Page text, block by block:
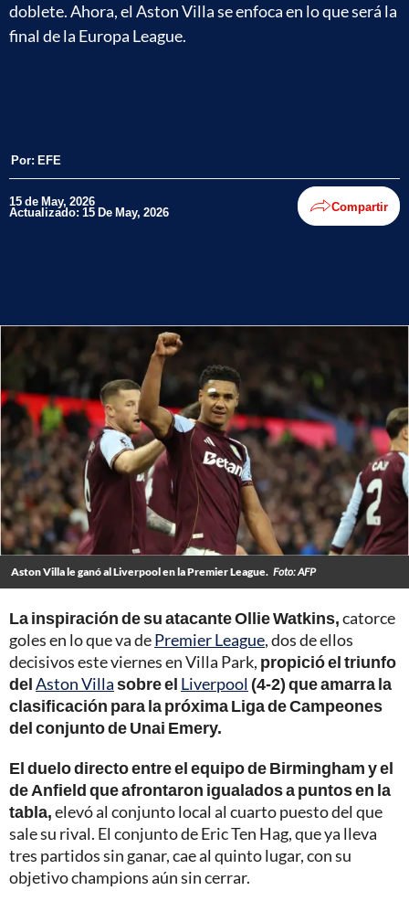
doblete. Ahora, el Aston Villa se enfoca en lo que será la
final de la Europa League.
Por: EFE
15 de May, 2026
Actualizado: 15 De May, 2026 Compartir
Aston Villa le ganó al Liverpool en la Premier League. Foto: AFP
La inspiración de su atacante Ollie Watkins,catorce
goles en lo que va dePremier League, dos de ellos
decisivos este viernes en Villa Park, propició el triunfo
delAston Villasobre el Liverpool (4-2)que amarra la
clasificación para la próxima Liga de Campeones
del conjunto de Unai Emery.
El duelo directo entre el equipo de Birmingham y el
de Anfield que afrontaron igualados a puntos en la
tabla,elevó al conjunto local al cuarto puesto del que
sale su rival. El conjunto de Eric Ten Hag, que ya lleva
tres partidos sin ganar, cae al quinto lugar, con su
objetivo champions aún sin cerrar.